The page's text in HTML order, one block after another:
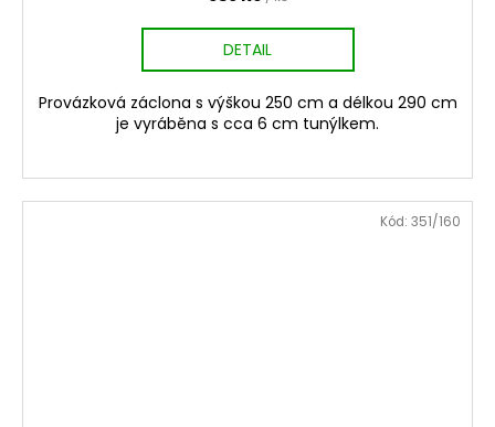
DETAIL
Provázková záclona s výškou 250 cm a délkou 290 cm
je vyráběna s cca 6 cm tunýlkem.
Kód: 351/160